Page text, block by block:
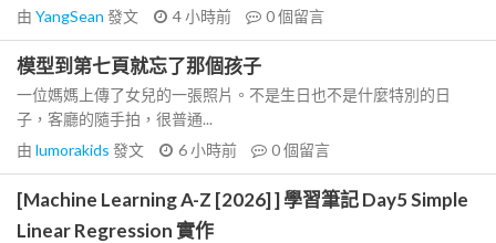
由 YangSean 發文 4 小時前 0個留言
模型到第七頁就忘了那個孩子
一位媽媽上傳了女兒的一張照片。不是生日也不是什麼特別的日
子，客廳的隨手拍，很普通...
由 lumorakids 發文 6 小時前 0個留言
[Machine Learning A-Z [2026] ] 學習筆記 Day5 Simple
Linear Regression 實作